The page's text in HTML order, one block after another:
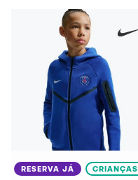
RESERVA JÁ CRIANÇAS